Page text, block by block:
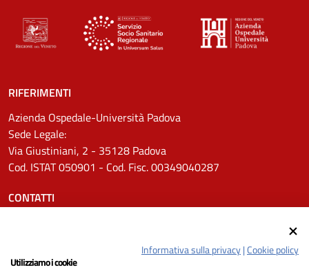
RIFERIMENTI
Azienda Ospedale-Università Padova
Sede Legale:
Via Giustiniani, 2 - 35128 Padova
Cod. ISTAT 050901 - Cod. Fisc. 00349040287
CONTATTI
Pec: protocollo.aopd@pecveneto.itInformativa sulla privacy|Cookie policy
Utilizziamo i cookie